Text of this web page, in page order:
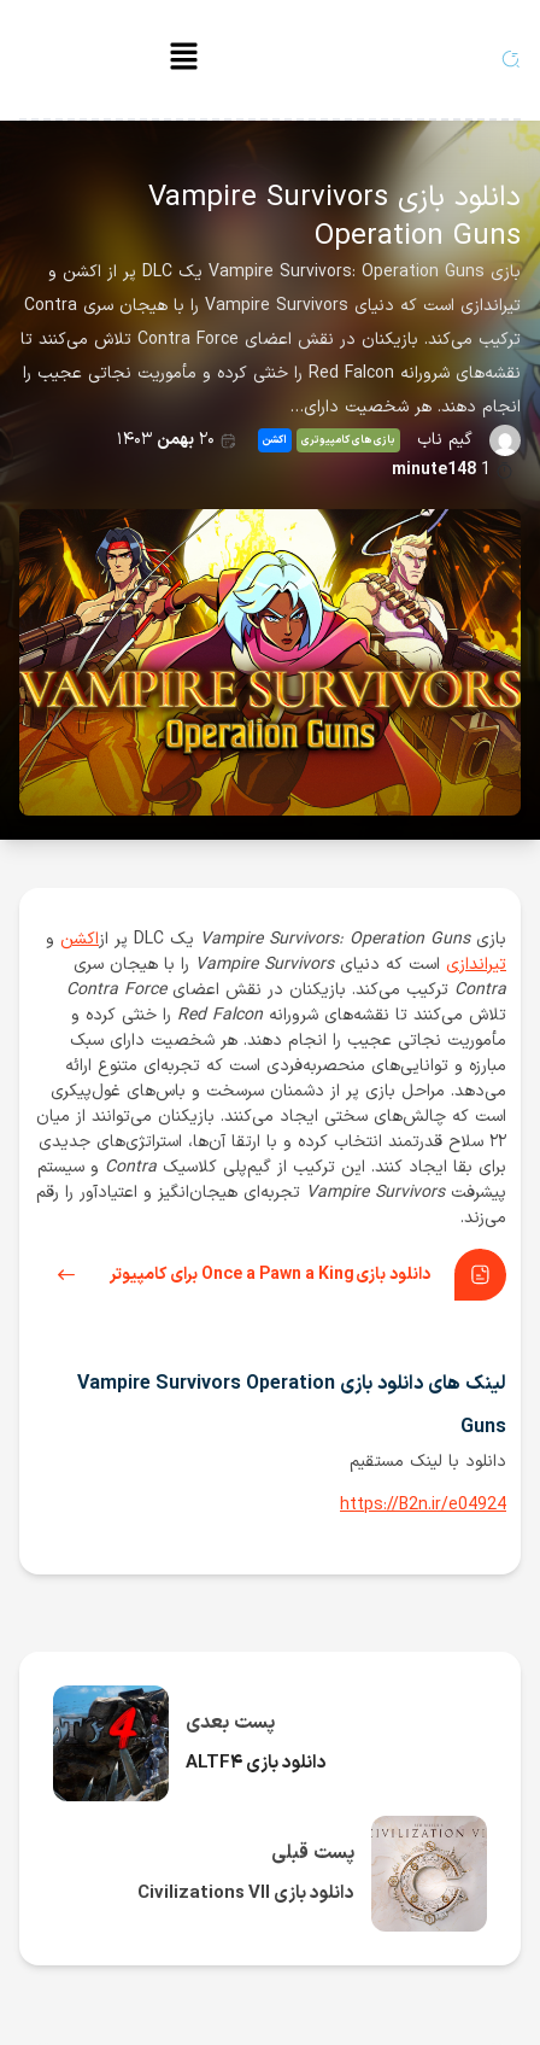
دانلود بازی Vampire Survivors
Operation Guns
بازی Vampire Survivors: Operation Guns یک DLC پر از اکشن و
تیراندازی است که دنیای Vampire Survivors را با هیجان سری Contra
ترکیب می‌کند. بازیکنان در نقش اعضای Contra Force تلاش می‌کنند تا
نقشه‌های شرورانه Red Falcon را خنثی کرده و مأموریت نجاتی عجیب را
انجام دهند. هر شخصیت دارای…
گیم ناب
بازی های کامپیوتری اکشن ۲۰بهمن ۱۴۰۳
1
minute148
بازیVampire Survivors: Operation Guns یک DLC پر از اکشن و
تیراندازی است که دنیایVampire Survivors را با هیجان سری
Contra ترکیب می‌کند. بازیکنان در نقش اعضایContra Force
تلاش می‌کنند تا نقشه‌های شرورانه Red Falcon را خنثی کرده و
مأموریت نجاتی عجیب را انجام دهند. هر شخصیت دارای سبک
مبارزه و توانایی‌های منحصربه‌فردی است که تجربه‌ای متنوع ارائه
می‌دهد. مراحل بازی پر از دشمنان سرسخت و باس‌های غول‌پیکری
است که چالش‌های سختی ایجاد می‌کنند. بازیکنان می‌توانند از میان
۲۲ سلاح قدرتمند انتخاب کرده و با ارتقا آن‌ها، استراتژی‌های جدیدی
برای بقا ایجاد کنند. این ترکیب از گیم‌پلی کلاسیک Contra و سیستم
پیشرفتVampire Survivors تجربه‌ای هیجان‌انگیز و اعتیادآور را رقم
می‌زند.
دانلود بازی Once a Pawn a King برای کامپیوتر
لینک های دانلود بازی Vampire Survivors Operation
Guns
دانلود با لینک مستقیم
https://B2n.ir/e04924
پست قبلی
دانلود بازی Civilizations VII
پست بعدی
دانلود بازی ALTF۴